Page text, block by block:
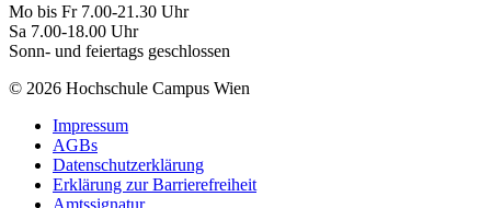
Mo bis Fr 7.00-21.30 Uhr
Sa 7.00-18.00 Uhr
Sonn- und feiertags geschlossen
© 2026 Hochschule Campus Wien
Impressum
AGBs
Datenschutzerklärung
Erklärung zur Barrierefreiheit
Amtssignatur